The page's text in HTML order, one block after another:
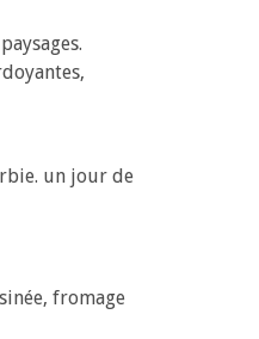
un jour de
fromage